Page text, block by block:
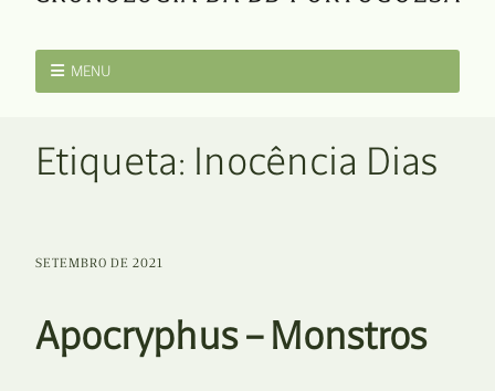
MENU
Etiqueta: Inocência Dias
SETEMBRO DE 2021
Apocryphus – Monstros